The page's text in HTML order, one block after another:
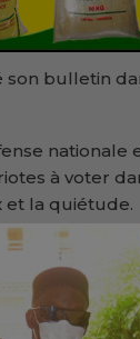
bulletin
nationale
à voter
et la quiétude.